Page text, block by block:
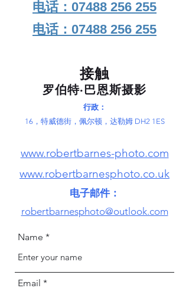
电话：07488 256 255
电话：07488 256 255
接触
罗伯特·巴恩斯摄影
行政：
16，特威德街，佩尔顿，达勒姆 DH2 1ES
www.robertbarnes-photo.com
www.robertbarnesphoto.co.uk
电子邮件：
robertbarnesphoto@outlook.com
Name
Email